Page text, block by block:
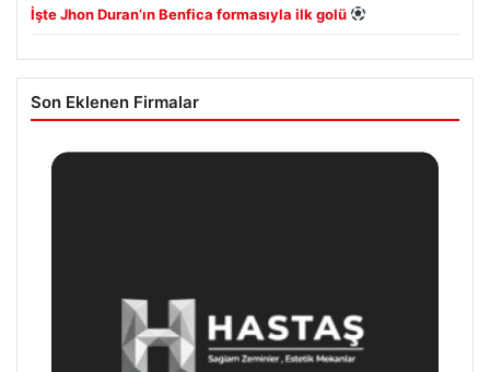
İşte Jhon Duran’ın Benfica formasıyla ilk golü
Son Eklenen Firmalar